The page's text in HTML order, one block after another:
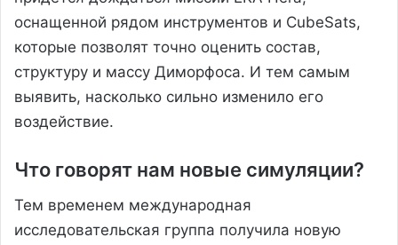
оснащенной рядом инструментов и CubeSats,
которые позволят точно оценить состав,
структуру и массу Диморфоса. И тем самым
выявить, насколько сильно изменило его
воздействие.
Что говорят нам новые симуляции?
Тем временем международная
исследовательская группа получила новую